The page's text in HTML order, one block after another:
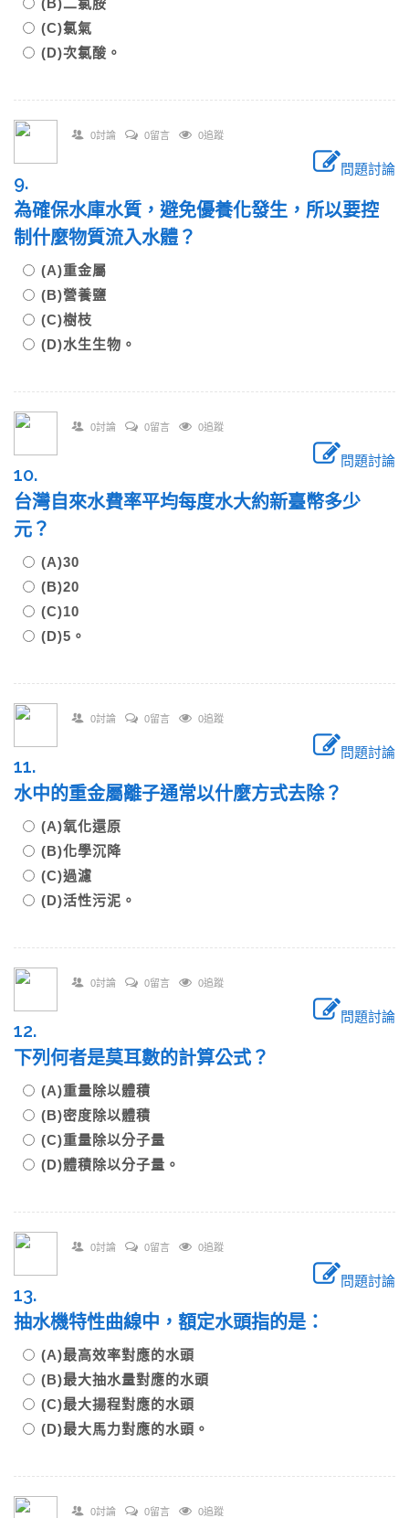
(B)二氯胺
(C)氯氣
(D)次氯酸。
0討論 0留言 0追蹤
問題討論
9.
為確保水庫水質，避免優養化發生，所以要控
制什麼物質流入水體？
(A)重金屬
(B)營養鹽
(C)樹枝
(D)水生生物。
0討論 0留言 0追蹤
問題討論
10.
台灣自來水費率平均每度水大約新臺幣多少
元？
(A)30
(B)20
(C)10
(D)5。
0討論 0留言 0追蹤
問題討論
11.
水中的重金屬離子通常以什麼方式去除？
(A)氧化還原
(B)化學沉降
(C)過濾
(D)活性污泥。
0討論 0留言 0追蹤
問題討論
12.
下列何者是莫耳數的計算公式？
(A)重量除以體積
(B)密度除以體積
(C)重量除以分子量
(D)體積除以分子量。
0討論 0留言 0追蹤
問題討論
13.
抽水機特性曲線中，額定水頭指的是：
(A)最高效率對應的水頭
(B)最大抽水量對應的水頭
(C)最大揚程對應的水頭
(D)最大馬力對應的水頭。
0討論 0留言 0追蹤